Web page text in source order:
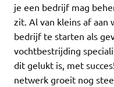
je een bedrijf mag
zit. Al van kleins af aan
bedrijf te starten als
vochtbestrijding
dit gelukt is, met
netwerk groeit nog